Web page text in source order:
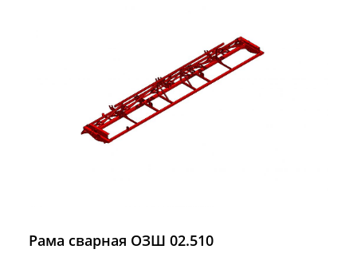
Рама сварная ОЗШ 02.510